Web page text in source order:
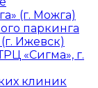
(г. Можга)
паркинга
Ижевск)
«Сигма», г.
клиник